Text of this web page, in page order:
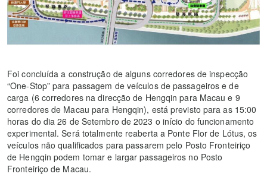
Foi concluída a construção de alguns corredores de inspecção
“One-Stop” para passagem de veículos de passageiros e de
carga (6 corredores na direcção de Hengqin para Macau e 9
corredores de Macau para Hengqin), está previsto para as 15:00
horas do dia 26 de Setembro de 2023 o início do funcionamento
experimental. Será totalmente reaberta a Ponte Flor de Lótus, os
veículos não qualificados para passarem pelo Posto Fronteiriço
de Hengqin podem tomar e largar passageiros no Posto
Fronteiriço de Macau.